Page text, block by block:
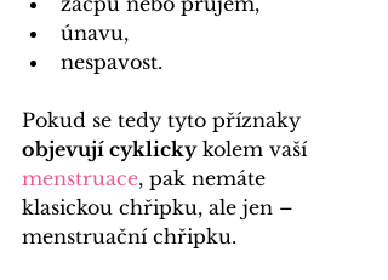
únavu,
nespavost.
Pokud se tedy tyto příznaky
objevují cyklicky kolem vaší
menstruace, pak nemáte
klasickou chřipku, ale jen –
menstruační chřipku.